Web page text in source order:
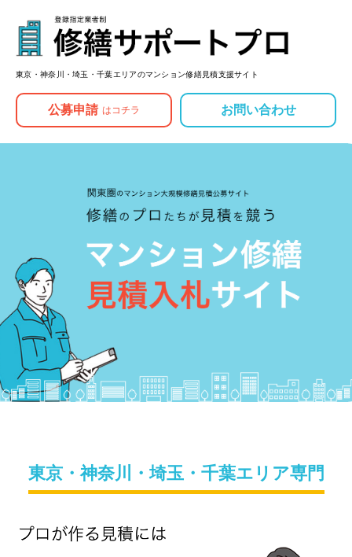
東京・神奈川・埼玉・千葉エリアのマンション修繕見積支援サイト
公募申請 はコチラ お問い合わせ
東京・神奈川・埼玉・千葉エリア専門